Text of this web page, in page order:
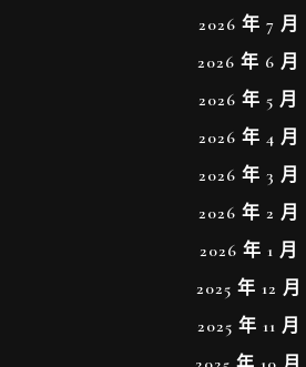
2026 年 7 月
2026 年 6 月
2026 年 5 月
2026 年 4 月
2026 年 3 月
2026 年 2 月
2026 年 1 月
2025 年 12 月
2025 年 11 月